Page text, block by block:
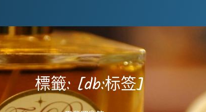
標籤:[db:标签]